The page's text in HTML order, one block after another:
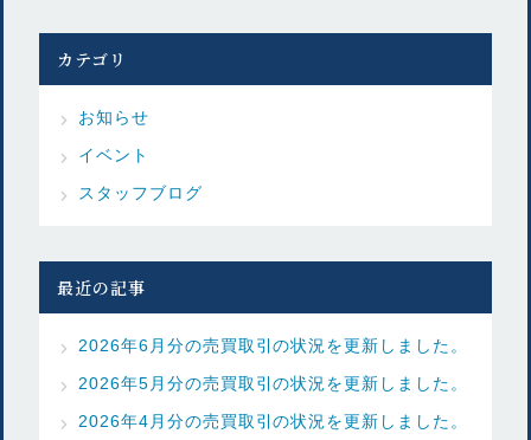
カテゴリ
お知らせ
イベント
スタッフブログ
最近の記事
2026年6月分の売買取引の状況を更新しました。
2026年5月分の売買取引の状況を更新しました。
2026年4月分の売買取引の状況を更新しました。